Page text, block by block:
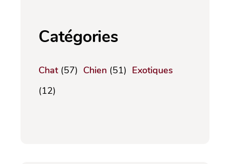
Catégories
Chat(57) Chien (51) Exotiques
(12)